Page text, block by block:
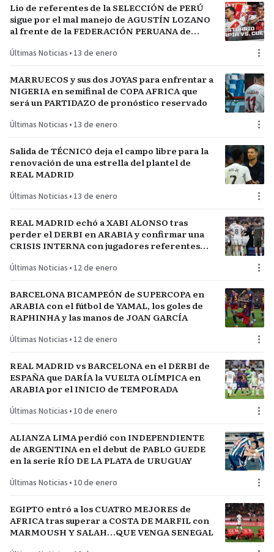
Lío de referentes de la SELECCIÓN de PERÚ
sigue por el mal manejo de AGUSTÍN LOZANO
al frente de la FEDERACIÓN PERUANA de
Últimas Noticias • 13 de enero
MARRUECOS y sus dos JOYAS para enfrentar a
NIGERIA en semifinal de COPA AFRICA que
será un PARTIDAZO de pronóstico reservado
Últimas Noticias • 13 de enero
Salida de TÉCNICO deja el campo libre para la
renovación de una estrella del plantel de
REAL MADRID
Últimas Noticias • 13 de enero
REAL MADRID echó a XABI ALONSO tras
perder el DERBI en ARABIA y confirmar una
CRISIS INTERNA con jugadores referentes
Últimas Noticias • 12 de enero
BARCELONA BICAMPEÓN de SUPERCOPA en
ARABIA con el fútbol de YAMAL, los goles de
RAPHINHA y las manos de JOAN GARCÍA
Últimas Noticias • 12 de enero
REAL MADRID vs BARCELONA en el DERBI de
ESPAÑA que DARÍA la VUELTA OLÍMPICA en
ARABIA por el INICIO de TEMPORADA
Últimas Noticias • 10 de enero
ALIANZA LIMA perdió con INDEPENDIENTE
de ARGENTINA en el debut de PABLO GUEDE
en la serie RÍO DE LA PLATA de URUGUAY
Últimas Noticias • 10 de enero
EGIPTO entró a los CUATRO MEJORES de
AFRICA tras superar a COSTA DE MARFIL con
MARMOUSH Y SALAH…QUE VENGA SENEGAL